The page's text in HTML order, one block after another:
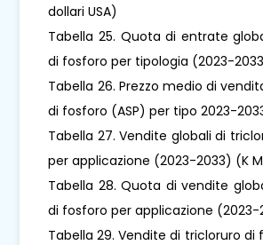
dollari USA)
Tabella 25. Quota di entrate
di fosforo per tipologia (2023-
Tabella 26. Prezzo medio di
di fosforo (ASP) per tipo 2023-
Tabella 27. Vendite globali di
per applicazione (2023-2033) (K
Tabella 28. Quota di vendite
di fosforo per applicazione (2023-
Tabella 29. Vendite di tricloruro di